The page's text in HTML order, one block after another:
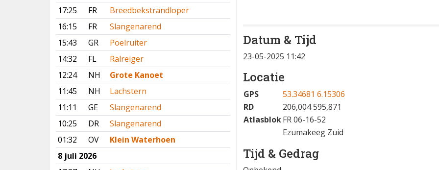
17:25
FR
Breedbekstrandloper
16:15
FR
Slangenarend
15:43
GR
Poelruiter
14:32
FL
Ralreiger
12:24
NH
Grote Kanoet
11:45
NH
Lachstern
11:11
GE
Slangenarend
10:25
DR
Slangenarend
01:32
OV
Klein Waterhoen
8 juli 2026
Datum & Tijd
23-05-2025 11:42
Locatie
GPS
53.34681 6.15306
RD
206,004 595,871
AtlasblokFR 06-16-52
Ezumakeeg Zuid
Tijd & Gedrag